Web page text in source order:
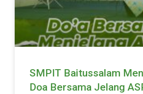
SMPIT Baitussalam
Doa Bersama Jelang